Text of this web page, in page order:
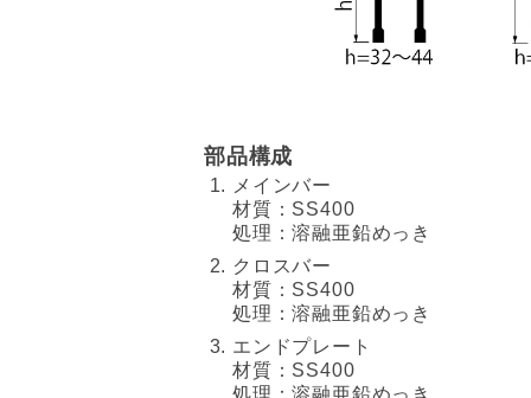
部品構成
メインバー
材質：SS400
処理：溶融亜鉛めっき
クロスバー
材質：SS400
処理：溶融亜鉛めっき
エンドプレート
材質：SS400